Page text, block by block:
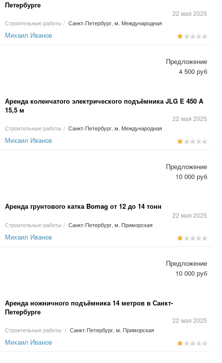
Петербурге
22 мая 2025
Строительные работы / Санкт-Петербург, м. Международная
Михаил Иванов
Аренда коленчатого электрического подъёмника JLG E 450 A
15,5 м
22 мая 2025
Строительные работы / Санкт-Петербург, м. Международная
Предложение
4 500 руб
Михаил Иванов
Аренда грунтового катка Bomag от 12 до 14 тонн
22 мая 2025
Строительные работы / Санкт-Петербург, м. Приморская
Предложение
10 000 руб
Михаил Иванов
Аренда ножничного подъёмника 14 метров в Санкт-
Петербурге
22 мая 2025
Строительные работы / Санкт-Петербург, м. Приморская
Предложение
10 000 руб
Михаил Иванов